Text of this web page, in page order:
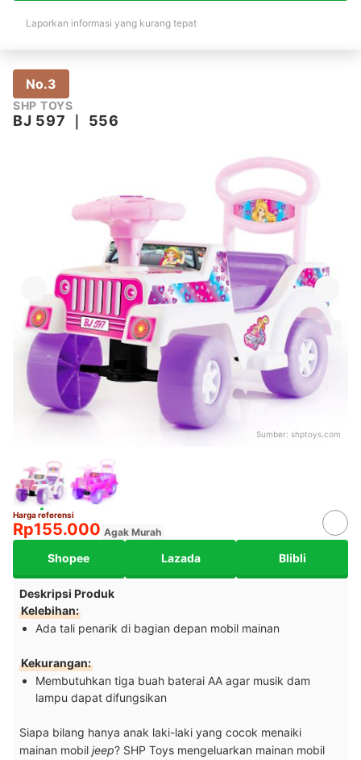
Laporkan informasi yang kurang tepat
No.3
SHP TOYS
BJ 597 556
Sumber: shptoys.com
Harga referensi
Rp155.000 Agak Murah
Shopee Lazada Blibli
Deskripsi Produk
Kelebihan:
Ada tali penarik di bagian depan mobil mainan
Kekurangan:
Membutuhkan tiga buah baterai AA agar musik dam
lampu dapat difungsikan
Siapa bilang hanya anak laki-laki yang cocok menaiki
mainan mobil jeep? SHP Toys mengeluarkan mainan mobil